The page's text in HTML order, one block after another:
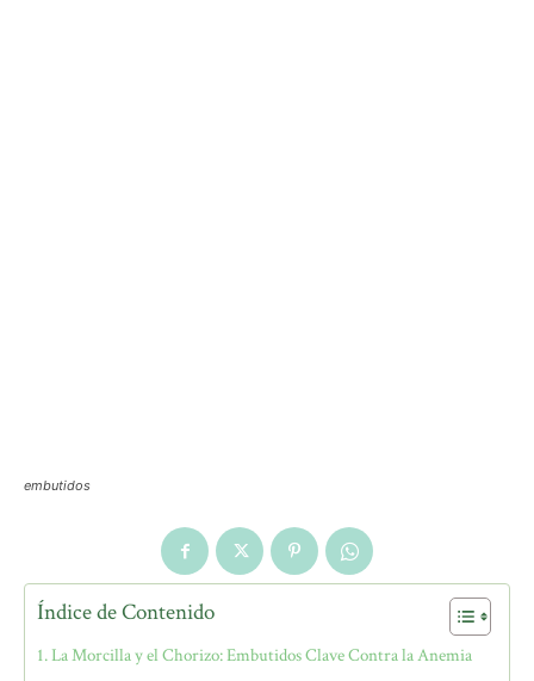
embutidos
Índice de Contenido
La Morcilla y el Chorizo: Embutidos Clave Contra la Anemia